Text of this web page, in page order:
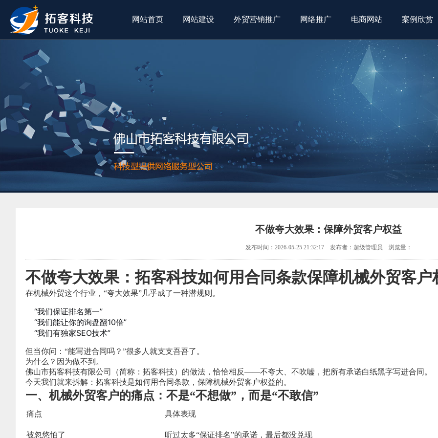
网站首页 网站建设 外贸营销推广 网络推广 电商网站 案例欣赏
不做夸大效果：保障外贸客户权益
发布时间：2026-05-25 21:32:17 发布者：超级管理员 浏览量：
不做夸大效果：拓客科技如何用合同条款保障机械外贸客户
在机械外贸这个行业，“夸大效果”几乎成了一种潜规则。
“我们保证排名第一”
“我们能让你的询盘翻10倍”
“我们有独家SEO技术”
但当你问：“能写进合同吗？”很多人就支支吾吾了。
为什么？因为做不到。
佛山市拓客科技有限公司（简称：拓客科技）的做法，恰恰相反——不夸大、不吹嘘，把所有承诺白纸黑字写进合同。
今天我们就来拆解：拓客科技是如何用合同条款，保障机械外贸客户权益的。
一、机械外贸客户的痛点：不是“不想做”，而是“不敢信”
痛点 具体表现
被忽悠怕了 听过太多“保证排名”的承诺，最后都没兑现